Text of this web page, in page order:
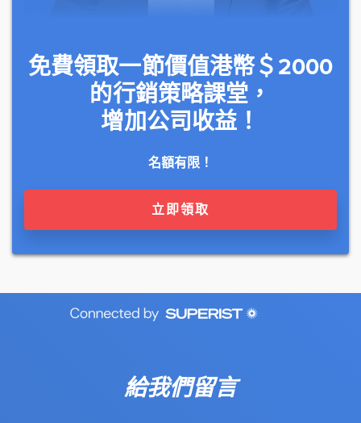
免費領取一節價值港幣＄2000
的行銷策略課堂，
增加公司收益！
名額有限！
立即領取
給我們留言